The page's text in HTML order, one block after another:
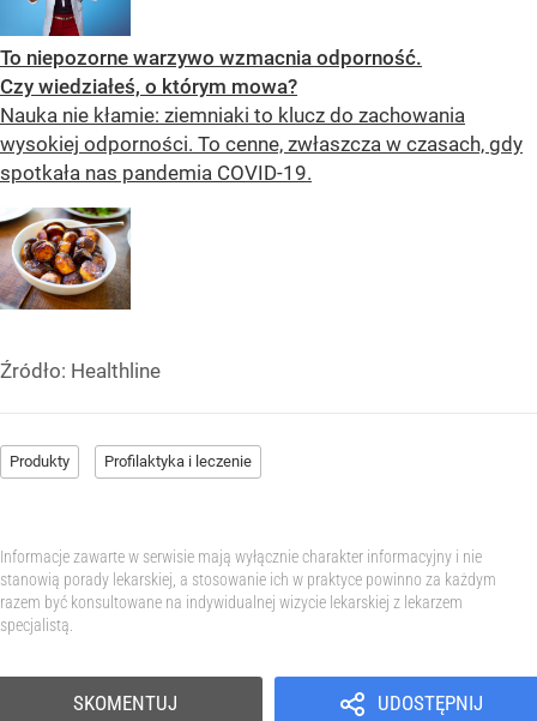
To niepozorne warzywo wzmacnia odporność.
Czy wiedziałeś, o którym mowa?
Nauka nie kłamie: ziemniaki to klucz do zachowania
wysokiej odporności. To cenne, zwłaszcza w czasach, gdy
spotkała nas pandemia COVID-19.
Źródło: Healthline
Produkty Profilaktyka i leczenie
Informacje zawarte w serwisie mają wyłącznie charakter informacyjny i nie
stanowią porady lekarskiej, a stosowanie ich w praktyce powinno za każdym
razem być konsultowane na indywidualnej wizycie lekarskiej z lekarzem
specjalistą.
UDOSTĘPNIJ
SKOMENTUJ